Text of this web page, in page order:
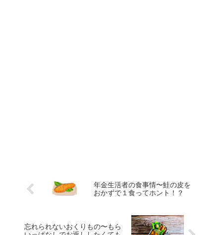
年金生活者の食事情〜鮭の皮を
おかずで１食ってホント！？
忘れられないおくりもの〜もら